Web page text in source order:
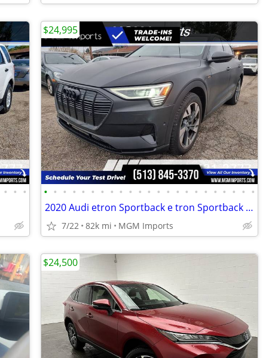
• • • • • • • • • • • • • • • • • • • • • • • • • •
2020 Audi etron Sportback e tron Sportback e-tron Sportback quattro Pr
7/22 82k mi MGM Imports
$24,995
$24,500